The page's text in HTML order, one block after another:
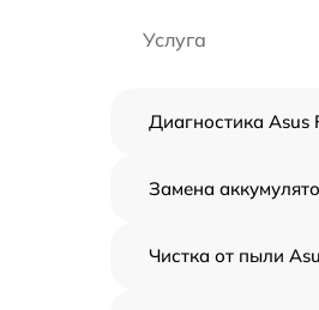
Услуга
Диагностика Asus
Замена
Чистка от пыли